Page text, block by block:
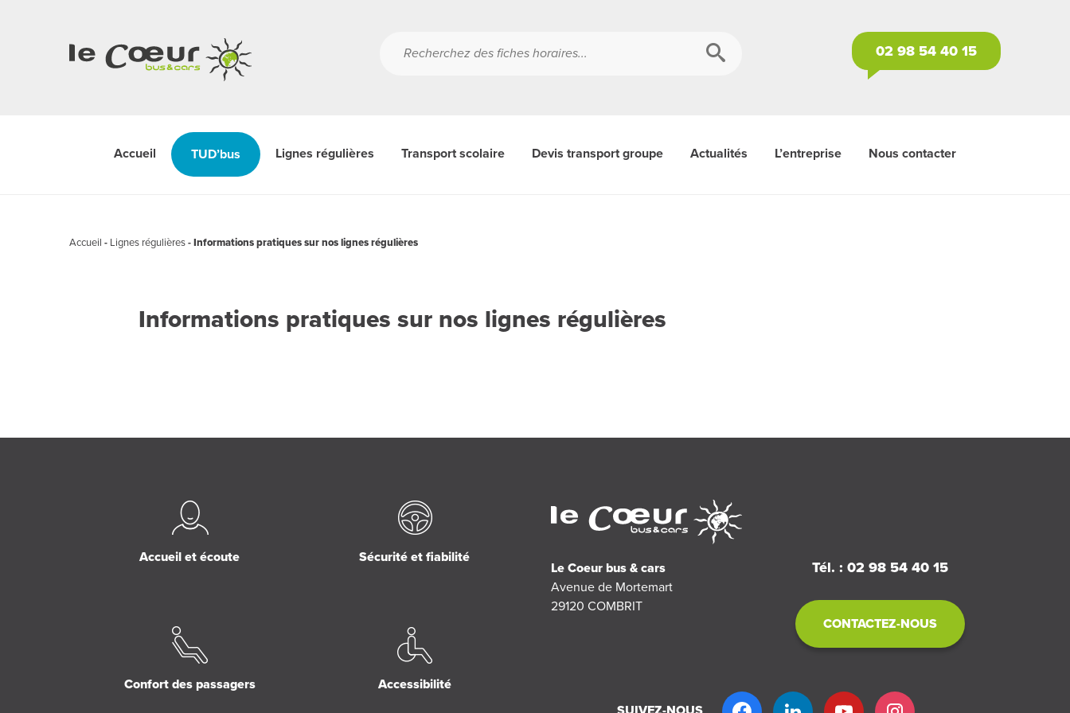
02 98 54 40 15
Accueil TUD’bus Lignes régulières Transport scolaire Devis transport groupe Actualités L’entreprise Nous contacter
Accueil - Lignes régulières-Informations pratiques sur nos lignes régulières
Informations pratiques sur nos lignes régulières
Accueil et écoute Sécurité et fiabilité
Confort des passagers Accessibilité
Le Coeur bus & cars
Avenue de Mortemart
29120 COMBRIT
Tél. : 02 98 54 40 15
CONTACTEZ-NOUS